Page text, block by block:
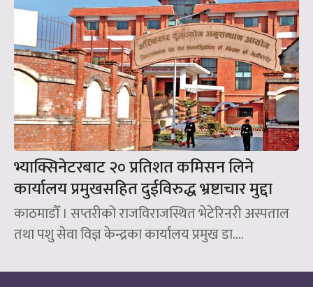
भ्याक्सिनेटरबाट २० प्रतिशत कमिसन लिने
कार्यालय प्रमुखसहित दुईविरुद्ध भ्रष्टाचार मुद्दा
काठमाडौँ । सप्तरीको राजविराजस्थित भेटेरिनरी अस्पताल
तथा पशु सेवा विज्ञ केन्द्रका कार्यालय प्रमुख डा....